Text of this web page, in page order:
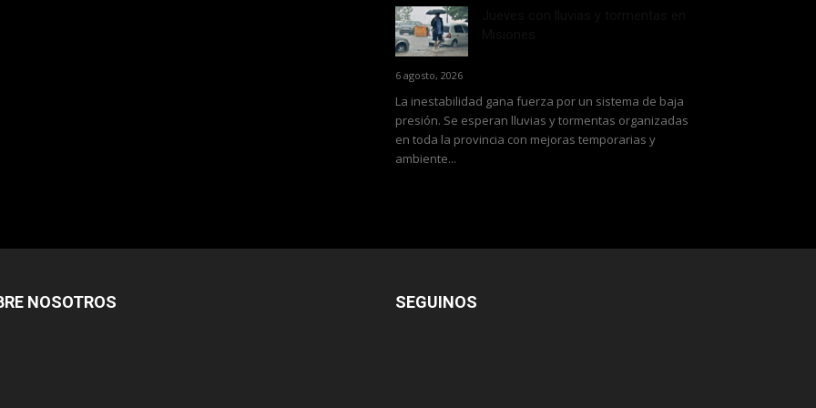
6 agosto, 2026
La inestabilidad gana fuerza por un sistema de baja
presión. Se esperan lluvias y tormentas organizadas
en toda la provincia con mejoras temporarias y
ambiente...
NOSOTROS SEGUINOS